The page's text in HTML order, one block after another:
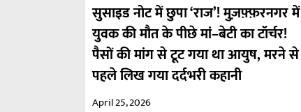
सुसाइड नोट में छुपा ‘राज’! मुज़फ़्फ़रनगर में
युवक की मौत के पीछे मां–बेटी का टॉर्चर!
पैसों की मांग से टूट गया था आयुष, मरने से
पहले लिख गया दर्दभरी कहानी
April 25, 2026